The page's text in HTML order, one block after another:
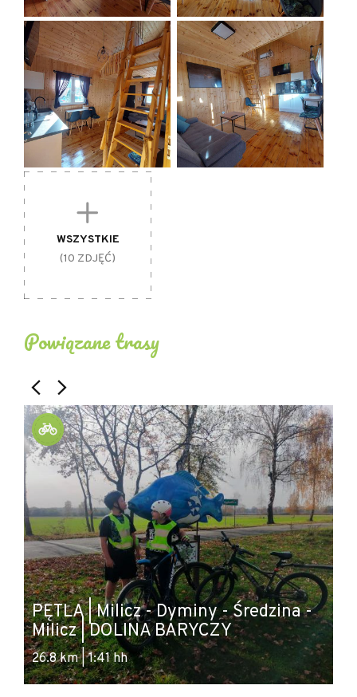
WSZYSTKIE
(10 ZDJĘĆ)
Powiązane trasy
PĘTLA | Milicz - Dyminy - Średzina -
Milicz | DOLINA BARYCZY
26.8 km | 1:41 hh